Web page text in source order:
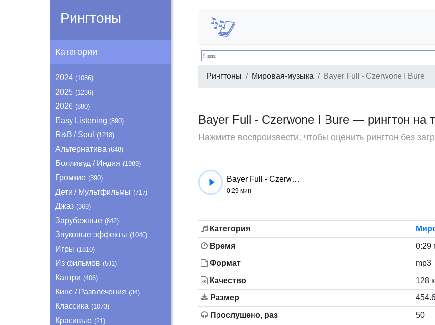
Рингтоны
Категории
2024 (1086)
2025 (1236)
2026 (880)
Easy Listening (890)
R&B / Soul (1218)
Альтернатива (648)
Болливуд / Индия (1989)
Громкие (390)
Дети / Мультфильмы (717)
Джаз (369)
Зарубежные (842)
Звуковые эффекты (1040)
Игры (1810)
Из фильмов (591)
Кантри (406)
Кино / Развлечения (34)
Классика (1073)
Красивые (21)
Рингтоны Мировая-музыка Bayer Full - Czerwone I Bure
Bayer Full - Czerwone I Bure — рингтон на
Нажмите воспроизвести, чтобы оценить рингтон без
Bayer Full - Czerwone I Bure
0:29 мин
Категория
Время 0:29
Формат mp3
Качество 128
Размер
Прослушено, раз 50